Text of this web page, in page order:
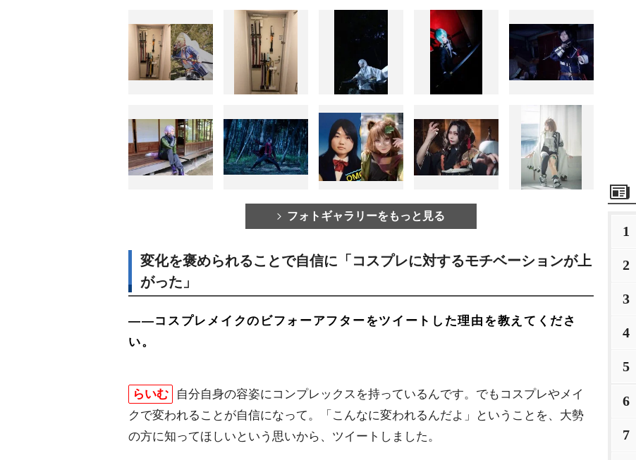
フォトギャラリーをもっと見る
変化を褒められることで自信に「コスプレに対するモチベーションが上
がった」
――コスプレメイクのビフォーアフターをツイートした理由を教えてくださ
い。
らいむ
自分自身の容姿にコンプレックスを持っているんです。でもコスプレやメイ
クで変われることが自信になって。「こんなに変われるんだよ」ということを、大勢
の方に知ってほしいという思いから、ツイートしました。
1
2
3
4
5
6
7